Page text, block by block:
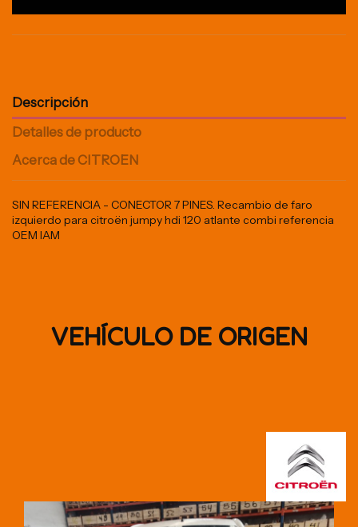
Descripción
Detalles de producto
Acerca de CITROEN
SIN REFERENCIA - CONECTOR 7 PINES. Recambio de faro
izquierdo para citroën jumpy hdi 120 atlante combi referencia
OEM IAM
VEHÍCULO DE ORIGEN